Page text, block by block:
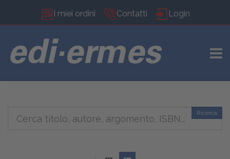
I miei ordini Contatti Login
Ricerca